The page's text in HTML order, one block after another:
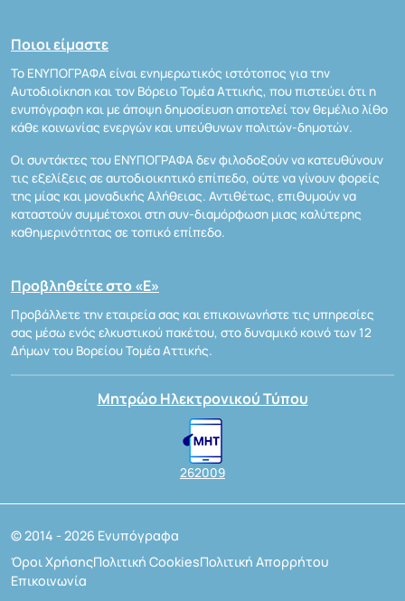
Ποιοι είμαστε
Το ΕΝΥΠΟΓΡΑΦΑ είναι ενημερωτικός ιστότοπος για την
Αυτοδιοίκηση και τον Βόρειο Τομέα Αττικής, που πιστεύει ότι η
ενυπόγραφη και με άποψη δημοσίευση αποτελεί τον θεμέλιο λίθο
κάθε κοινωνίας ενεργών και υπεύθυνων πολιτών-δημοτών.
Οι συντάκτες του ΕΝΥΠΟΓΡΑΦΑ δεν φιλοδοξούν να κατευθύνουν
τις εξελίξεις σε αυτοδιοικητικό επίπεδο, ούτε να γίνουν φορείς
της μίας και μοναδικής Αλήθειας. Αντιθέτως, επιθυμούν να
καταστούν συμμέτοχοι στη συν-διαμόρφωση μιας καλύτερης
καθημερινότητας σε τοπικό επίπεδο.
Προβληθείτε στο «Ε»
Προβάλλετε την εταιρεία σας και επικοινωνήστε τις υπηρεσίες
σας μέσω ενός ελκυστικού πακέτου, στο δυναμικό κοινό των 12
Δήμων του Βορείου Τομέα Αττικής.
Μητρώο Ηλεκτρονικού Τύπου
262009
© 2014 - 2026 Ενυπόγραφα
Όροι ΧρήσηςΠολιτική CookiesΠολιτική Απορρήτου
Επικοινωνία